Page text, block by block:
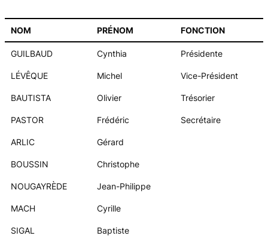
NOM PRÉNOM FONCTION
GUILBAUD Cynthia Présidente
LÉVÊQUE Michel Vice-Président
BAUTISTA Olivier Trésorier
PASTOR Frédéric Secrétaire
ARLIC Gérard
BOUSSIN Christophe
NOUGAYRÈDE Jean-Philippe
MACH Cyrille
SIGAL Baptiste